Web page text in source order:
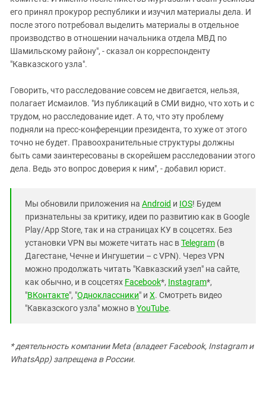
его принял прокурор республики и изучил материалы дела. И
после этого потребовал выделить материалы в отдельное
производство в отношении начальника отдела МВД по
Шамильскому району", - сказал он корреспонденту
"Кавказского узла".
Говорить, что расследование совсем не двигается, нельзя,
полагает Исмаилов. "Из публикаций в СМИ видно, что хоть и с
трудом, но расследование идет. А то, что эту проблему
подняли на пресс-конференции президента, то хуже от этого
точно не будет. Правоохранительные структуры должны
быть сами заинтересованы в скорейшем расследовании этого
дела. Ведь это вопрос доверия к ним", - добавил юрист.
Мы обновили приложения на Android и IOS! Будем
признательны за критику, идеи по развитию как в Google
Play/App Store, так и на страницах КУ в соцсетях. Без
установки VPN вы можете читать нас вTelegram (в
Дагестане, Чечне и Ингушетии – с VPN). Через VPN
можно продолжать читать "Кавказский узел" на сайте,
как обычно, и в соцсетях Facebook*, Instagram*,
"ВКонтакте", "Одноклассники" и X. Смотреть видео
"Кавказского узла" можно вYouTube.
* деятельность компании Meta (владеет Facebook, Instagram и
WhatsApp) запрещена в России.